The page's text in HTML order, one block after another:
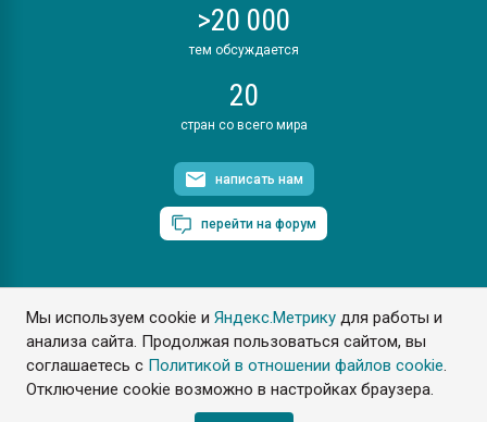
Мы используем cookie иЯндекс.Метрику для работы и
анализа сайта. Продолжая пользоваться сайтом, вы
соглашаетесь с Политикой в отношении файлов cookie.
Отключение cookie возможно в настройках браузера.
>20 000
тем обсуждается
20
стран со всего мира
написать нам
перейти на форум
ПластЭксперт © 2006. Все права защищены
Разрешается копирование материалов сайта с обязательной
ссылкой на www.e-plastic.ru
Разработка сайта